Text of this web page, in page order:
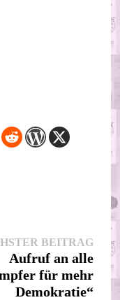
BEITRAG
Aufruf an alle
für mehr
Demokratie“